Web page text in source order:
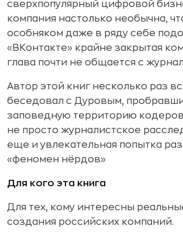
сверхпопулярный цифровой
компания настолько необычна,
особняком даже в ряду себе
«ВКонтакте» крайне закрытая
глава почти не общается с
Автор этой книг несколько раз
беседовал с Дуровым,
заповедную территорию
не просто журналистское
еще и увлекательная попытка
«феномен нёрдов»
Для кого эта книга
Для тех, кому интересны
создания российских компаний.